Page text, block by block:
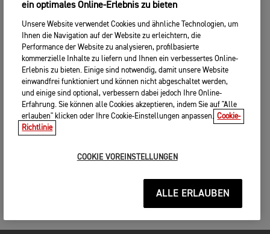
ein optimales Online-Erlebnis zu bieten
Unsere Website verwendet Cookies und ähnliche Technologien, um
Ihnen die Navigation auf der Website zu erleichtern, die
Performance der Website zu analysieren, profilbasierte
kommerzielle Inhalte zu liefern und Ihnen ein verbessertes Online-
Erlebnis zu bieten. Einige sind notwendig, damit unsere Website
einwandfrei funktioniert und können nicht abgeschaltet werden,
und einige sind optional, verbessern dabei jedoch Ihre Online-
Erfahrung. Sie können alle Cookies akzeptieren, indem Sie auf "Alle
erlauben" klicken oder Ihre Cookie-Einstellungen anpassen. Cookie-
Richtlinie
COOKIE VOREINSTELLUNGEN
ALLE ERLAUBEN